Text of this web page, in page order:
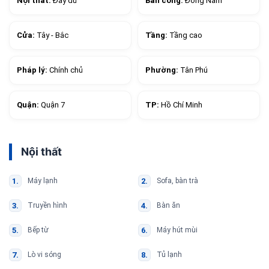
Cửa: Tây - Bắc Tầng: Tầng cao
Pháp lý: Chính chủ Phường: Tân Phú
Quận: Quận 7 TP: Hồ Chí Minh
Nội thất
Máy lạnh Sofa, bàn trà
Truyền hình Bàn ăn
Bếp từ Máy hút mùi
Lò vi sóng Tủ lạnh